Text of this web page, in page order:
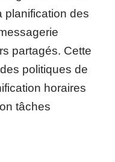
planification des
partagés. Cette
politiques de
horaires
tâches